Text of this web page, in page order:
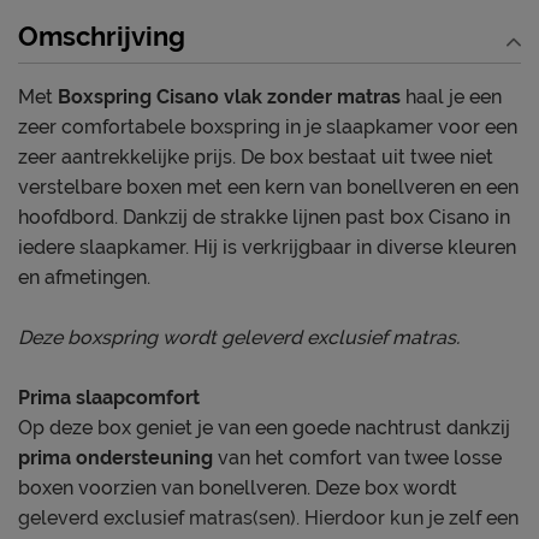
Omschrijving
Met Boxspring Cisano vlak zonder matras haal je een
zeer comfortabele boxspring in je slaapkamer voor een
zeer aantrekkelijke prijs. De box bestaat uit twee niet
verstelbare boxen met een kern van bonellveren en een
hoofdbord. Dankzij de strakke lijnen past box Cisano in
iedere slaapkamer. Hij is verkrijgbaar in diverse kleuren
en afmetingen.
Deze boxspring wordt geleverd exclusief matras.
Prima slaapcomfort
Op deze box geniet je van een goede nachtrust dankzij
prima ondersteuning van het comfort van twee losse
boxen voorzien van bonellveren. Deze box wordt
geleverd exclusief matras(sen). Hierdoor kun je zelf een